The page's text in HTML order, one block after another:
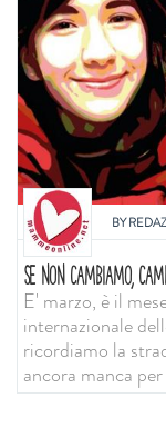
BY
SE NON CAMBIAMO,
E' marzo, è il
internazionale
ricordiamo la
ancora manca